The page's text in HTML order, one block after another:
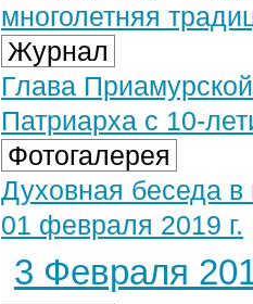
многолетняя
Журнал
Глава
Патриарха с 10-
Фотогалерея
Духовная беседа
01 февраля 2019 г.
3 Февраля